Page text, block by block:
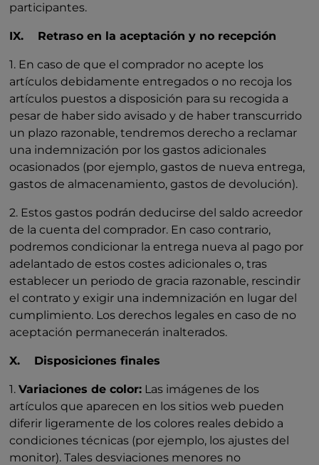
participantes.
IX. Retraso en la aceptación y no recepción
1. En caso de que el comprador no acepte los
artículos debidamente entregados o no recoja los
artículos puestos a disposición para su recogida a
pesar de haber sido avisado y de haber transcurrido
un plazo razonable, tendremos derecho a reclamar
una indemnización por los gastos adicionales
ocasionados (por ejemplo, gastos de nueva entrega,
gastos de almacenamiento, gastos de devolución).
2. Estos gastos podrán deducirse del saldo acreedor
de la cuenta del comprador. En caso contrario,
podremos condicionar la entrega nueva al pago por
adelantado de estos costes adicionales o, tras
establecer un periodo de gracia razonable, rescindir
el contrato y exigir una indemnización en lugar del
cumplimiento. Los derechos legales en caso de no
aceptación permanecerán inalterados.
X. Disposiciones finales
1.Variaciones de color: Las imágenes de los
artículos que aparecen en los sitios web pueden
diferir ligeramente de los colores reales debido a
condiciones técnicas (por ejemplo, los ajustes del
monitor). Tales desviaciones menores no